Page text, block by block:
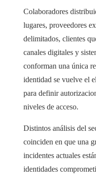
Colaboradores
lugares, proveedores
delimitados, clientes
canales digitales y
conforman una única
identidad se vuelve el
para definir
niveles de acceso.
Distintos análisis del
coinciden en que una
incidentes actuales
identidades